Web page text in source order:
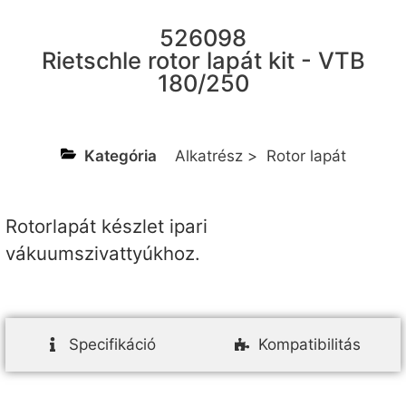
526098
Rietschle rotor lapát kit - VTB
180/250
Kategória Alkatrész > Rotor lapát
Rotorlapát készlet ipari
vákuumszivattyúkhoz.
Specifikáció Kompatibilitás